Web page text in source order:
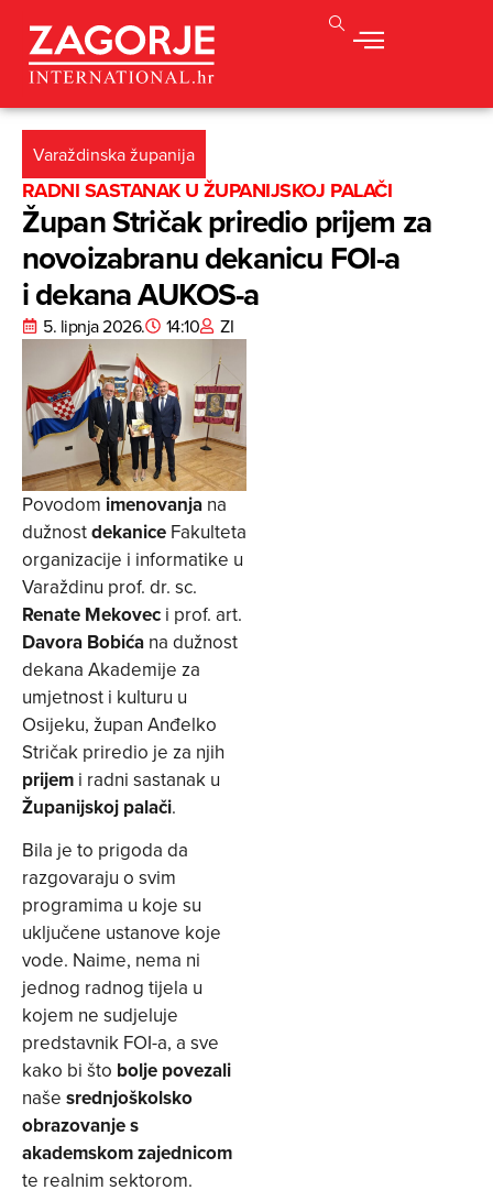
Varaždinska županija
RADNI SASTANAK U ŽUPANIJSKOJ PALAČI
Župan Stričak priredio prijem za
novoizabranu dekanicu FOI-a
i dekana AUKOS-a
5. lipnja 2026. 14:10 ZI
Povodom imenovanja na
dužnostdekanice Fakulteta
organizacije i informatike u
Varaždinu prof. dr. sc.
Renate Mekovec i prof. art.
Davora Bobića na dužnost
dekana Akademije za
umjetnost i kulturu u
Osijeku, župan Anđelko
Stričak priredio je za njih
prijem i radni sastanak u
Županijskoj palači.
Bila je to prigoda da
razgovaraju o svim
programima u koje su
uključene ustanove koje
vode. Naime, nema ni
jednog radnog tijela u
kojem ne sudjeluje
predstavnik FOI-a, a sve
kako bi što bolje povezali
naše srednjoškolsko
obrazovanje s
akademskom zajednicom
te realnim sektorom.